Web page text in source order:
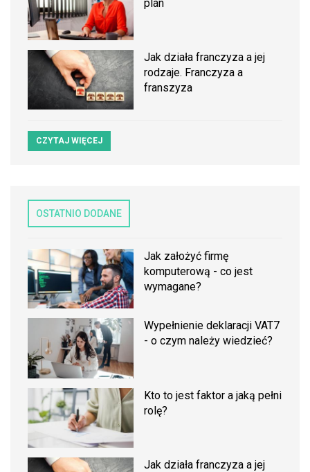
plan
Jak działa franczyza a jej
rodzaje. Franczyza a
franszyza
CZYTAJ WIĘCEJ
OSTATNIO DODANE
Jak założyć firmę
komputerową - co jest
wymagane?
Wypełnienie deklaracji VAT7
- o czym należy wiedzieć?
Kto to jest faktor a jaką pełni
rolę?
Jak działa franczyza a jej